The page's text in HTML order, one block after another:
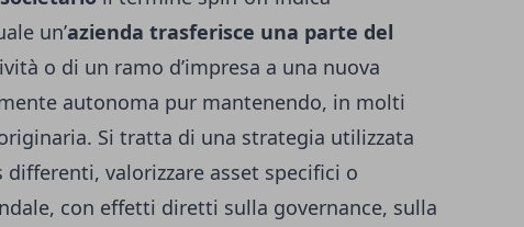
un’azienda trasferisce una parte del
o di un ramo d’impresa a una nuova
autonoma pur mantenendo, in molti
Si tratta di una strategia utilizzata
valorizzare asset specifici o
con effetti diretti sulla governance, sulla